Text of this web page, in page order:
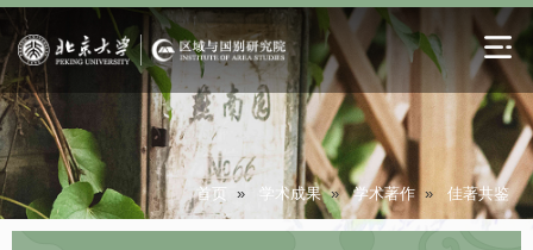
首页 » 学术成果 » 学术著作 » 佳著共鉴